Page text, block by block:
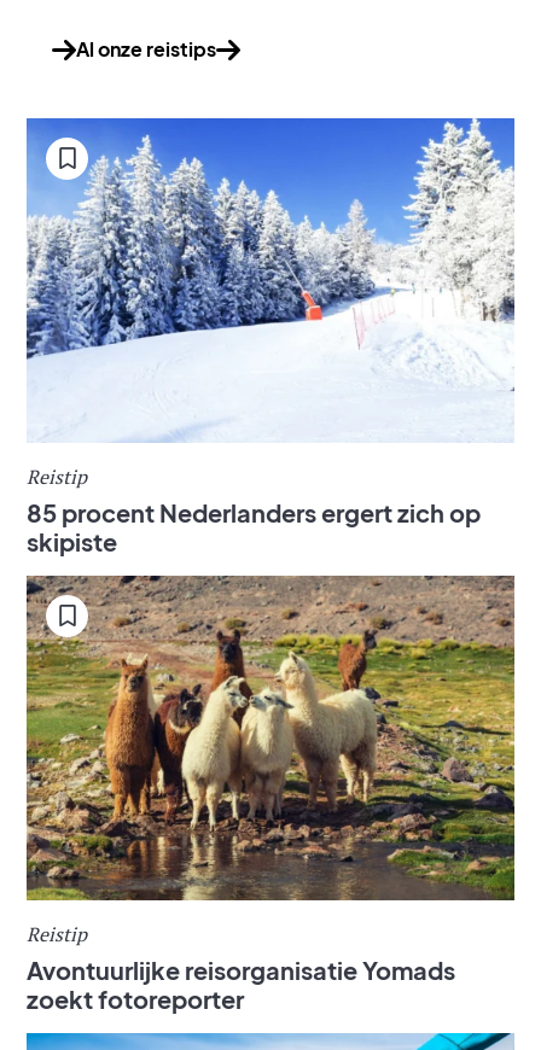
Al onze reistips
Reistip
85 procent Nederlanders ergert zich op
skipiste
Reistip
Avontuurlijke reisorganisatie Yomads
zoekt fotoreporter